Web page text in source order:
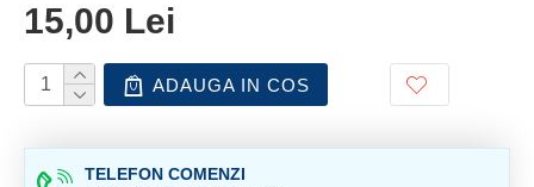
15,00 Lei
ADAUGA IN COS
TELEFON COMENZI